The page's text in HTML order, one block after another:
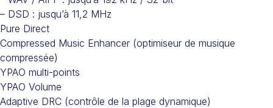
– DSD : jusqu’à 11,2 MHz
Pure Direct
Compressed Music Enhancer (optimiseur de musique
compressée)
YPAO multi-points
YPAO Volume
Adaptive DRC (contrôle de la plage dynamique)